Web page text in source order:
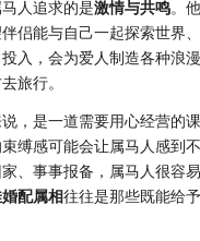
人追求的是激情与共鸣。
侣能与自己一起探索世界、
入，会为爱人制造各种浪
旅行。
，是一道需要用心经营的
缚感可能会让属马人感到
、事事报备，属马人很容易
婚配属相往往是那些既能给